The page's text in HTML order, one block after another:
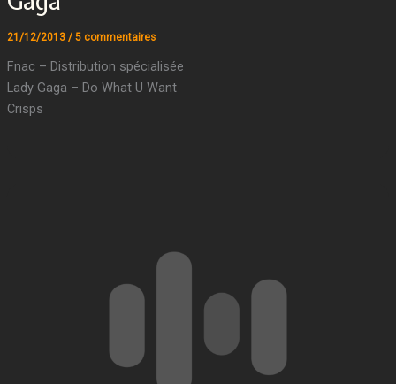
21/12/2013 / 5 commentaires
Fnac – Distribution spécialisée
Lady Gaga – Do What U Want
Crisps